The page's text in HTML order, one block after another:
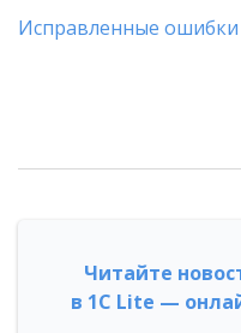
Исправленные ошибки
Читайте
в 1С Lite —